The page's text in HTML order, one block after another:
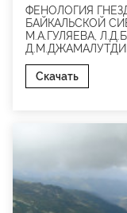
ФЕНОЛОГИЯ
БАЙКАЛЬСКОЙ
М.А.ГУЛЯЕВА,
Скачать